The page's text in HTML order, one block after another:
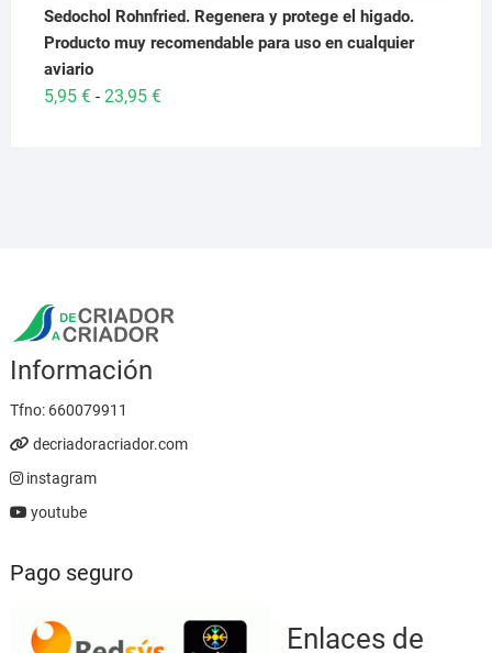
Sedochol Rohnfried. Regenera y protege el higado.
Producto muy recomendable para uso en cualquier
aviario
5,95 € - 23,95 €Rango
Información
Tfno: 660079911
decriadoracriador.com
instagram
youtube
Pago seguro
Enlaces de